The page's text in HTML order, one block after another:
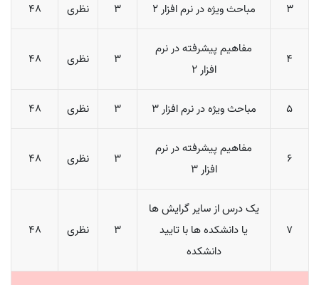
3 مباحث ویژه در نرم افزار 2 3 نظری 48
4
مفاهیم پیشرفته در نرم
افزار 2
3 نظری 48
5 مباحث ویژه در نرم افزار 3 3 نظری 48
6
مفاهیم پیشرفته در نرم
افزار 3
3 نظری 48
7
یک درس از سایر گرایش ها
یا دانشکده ها با تایید
دانشکده
3 نظری 48